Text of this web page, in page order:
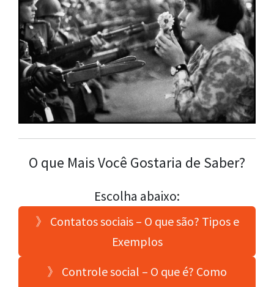
O que Mais Você Gostaria de Saber?
Escolha abaixo:
》 Contatos sociais – O que são? Tipos e
Exemplos
》 Controle social – O que é? Como